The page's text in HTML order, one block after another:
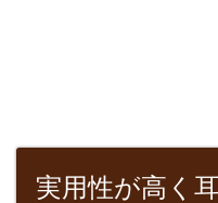
実用性が高く